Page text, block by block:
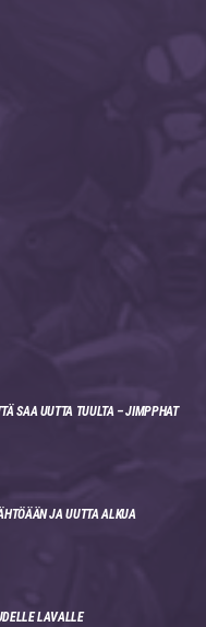
SAA UUTTA TUULTA – JIMPPHAT
JA UUTTA ALKUA
LAVALLE